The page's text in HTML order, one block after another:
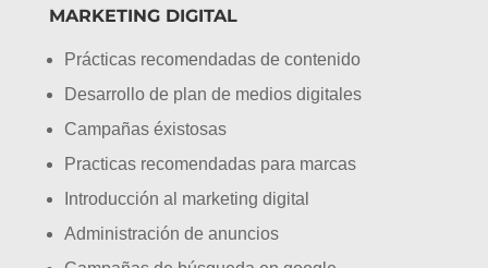
MARKETING DIGITAL
Prácticas recomendadas de contenido
Desarrollo de plan de medios digitales
Campañas éxistosas
Practicas recomendadas para marcas
Introducción al marketing digital
Administración de anuncios